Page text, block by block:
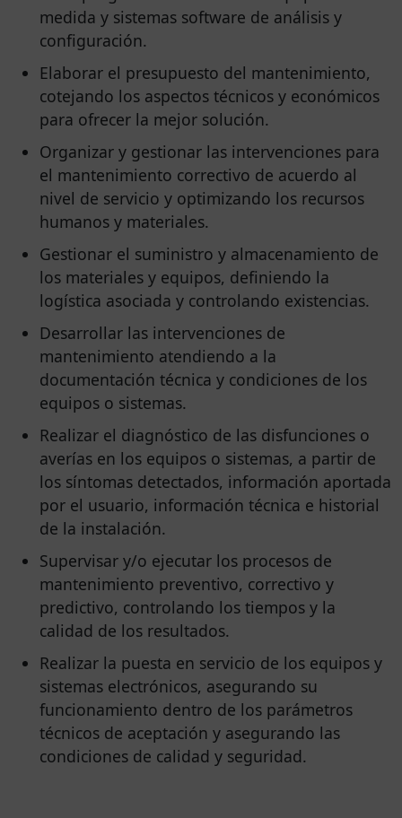
medida y sistemas software de análisis y
configuración.
Elaborar el presupuesto del mantenimiento,
cotejando los aspectos técnicos y económicos
para ofrecer la mejor solución.
Organizar y gestionar las intervenciones para
el mantenimiento correctivo de acuerdo al
nivel de servicio y optimizando los recursos
humanos y materiales.
Gestionar el suministro y almacenamiento de
los materiales y equipos, definiendo la
logística asociada y controlando existencias.
Desarrollar las intervenciones de
mantenimiento atendiendo a la
documentación técnica y condiciones de los
equipos o sistemas.
Realizar el diagnóstico de las disfunciones o
averías en los equipos o sistemas, a partir de
los síntomas detectados, información aportada
por el usuario, información técnica e historial
de la instalación.
Supervisar y/o ejecutar los procesos de
mantenimiento preventivo, correctivo y
predictivo, controlando los tiempos y la
calidad de los resultados.
Realizar la puesta en servicio de los equipos y
sistemas electrónicos, asegurando su
funcionamiento dentro de los parámetros
técnicos de aceptación y asegurando las
condiciones de calidad y seguridad.